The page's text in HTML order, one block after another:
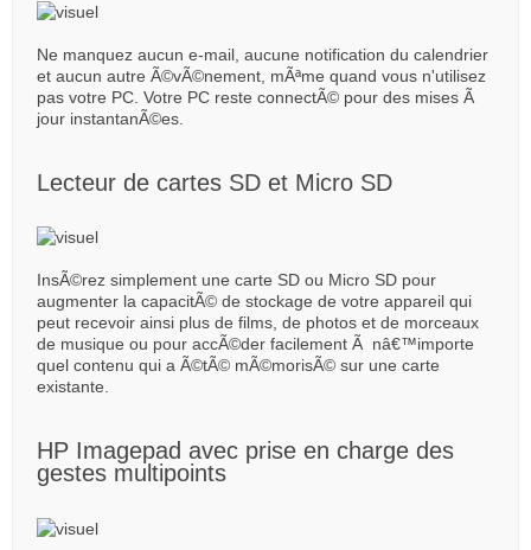
Ne manquez aucun e-mail, aucune notification du calendrier
et aucun autre Ã©vÃ©nement, mÃªme quand vous n'utilisez
pas votre PC. Votre PC reste connectÃ© pour des mises Ã
jour instantanÃ©es.
Lecteur de cartes SD et Micro SD
InsÃ©rez simplement une carte SD ou Micro SD pour
augmenter la capacitÃ© de stockage de votre appareil qui
peut recevoir ainsi plus de films, de photos et de morceaux
de musique ou pour accÃ©der facilement Ã nâ€™importe
quel contenu qui a Ã©tÃ© mÃ©morisÃ© sur une carte
existante.
HP Imagepad avec prise en charge des
gestes multipoints